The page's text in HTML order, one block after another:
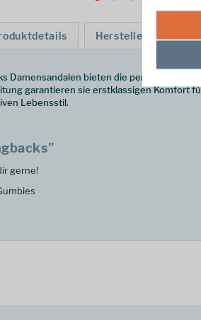
Hersteller
Damensandalen bieten die perfekte
garantieren sie erstklassigen Komfort
Lebensstil.
gerne!